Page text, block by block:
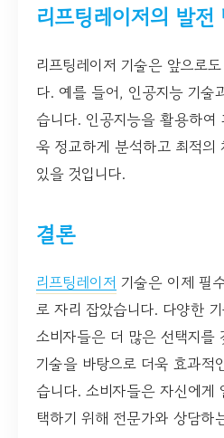
리프팅레이저의 발전
리프팅레이저 기술은 앞으로
다. 예를 들어, 인공지능 기술
습니다. 인공지능을 활용하여
욱 정교하게 분석하고 최적의
있을 것입니다.
결론
리프팅레이저 기술은 이제 필
로 자리 잡았습니다. 다양한
소비자들은 더 많은 선택지를
기술을 바탕으로 더욱 효과적
습니다. 소비자들은 자신에게
택하기 위해 전문가와 상담하